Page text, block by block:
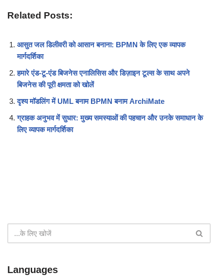
Related Posts:
आसुत जल डिलीवरी को आसान बनाना: BPMN के लिए एक व्यापक
मार्गदर्शिका
हमारे एंड-टू-एंड बिजनेस एनालिसिस और डिज़ाइन टूल्स के साथ अपने
बिजनेस की पूरी क्षमता को खोलें
दृश्य मॉडलिंग में UML बनाम BPMN बनाम ArchiMate
ग्राहक अनुभव में सुधार: मुख्य समस्याओं की पहचान और उनके समाधान के
लिए व्यापक मार्गदर्शिका
Languages